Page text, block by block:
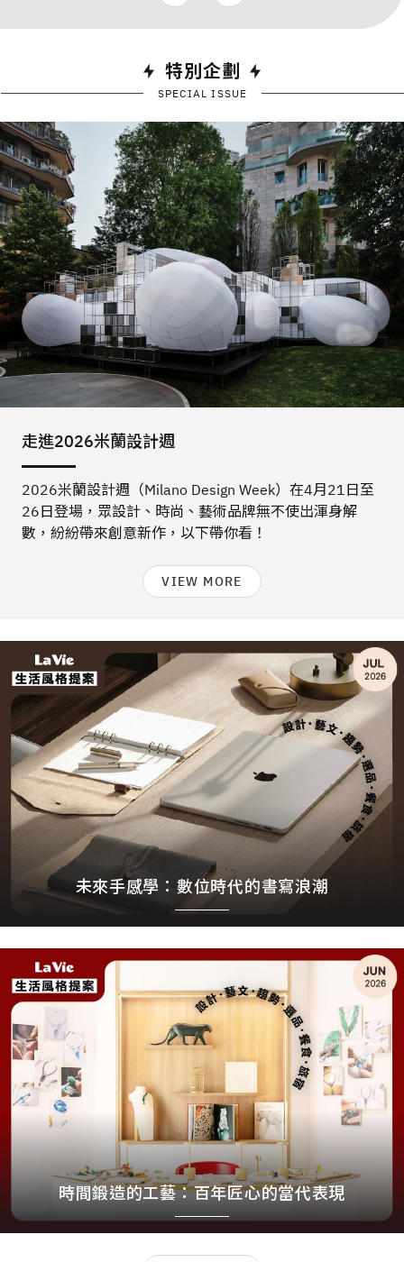
特別企劃
SPECIAL ISSUE
走進2026米蘭設計週
2026米蘭設計週（Milano Design Week）在4月21日至
26日登場，眾設計、時尚、藝術品牌無不使出渾身解
數，紛紛帶來創意新作，以下帶你看！
VIEW MORE
未來手感學：數位時代的書寫浪潮
時間鍛造的工藝：百年匠心的當代表現